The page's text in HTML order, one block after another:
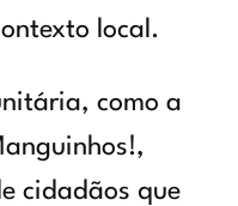
local.
como a
cidadãos que